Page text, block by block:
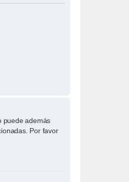
puede además
Por favor